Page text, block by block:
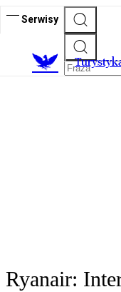
Serwisy
T
Ryanair: